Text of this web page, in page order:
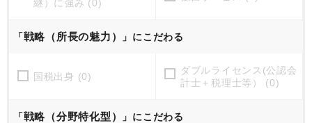
継）に強み (0)
「戦略（所長の魅力） 」にこだわる
国税出身 (0)
ダブルライセンス(公認会
計士＋税理士等） (0)
「戦略（分野特化型） 」にこだわる